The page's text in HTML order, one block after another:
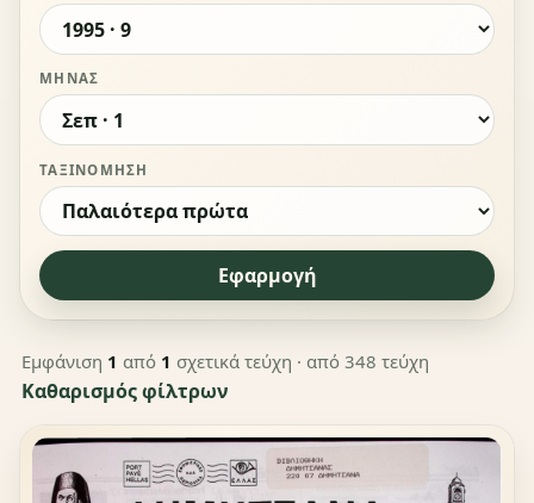
ΜΉΝΑΣ
ΤΑΞΙΝΌΜΗΣΗ
Εφαρμογή
Εμφάνιση 1 από 1 σχετικά τεύχη · από 348 τεύχη
Καθαρισμός φίλτρων